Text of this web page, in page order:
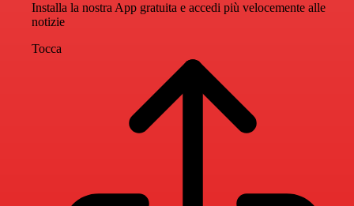
Installa la nostra App gratuita e accedi più velocemente alle
notizie
Tocca